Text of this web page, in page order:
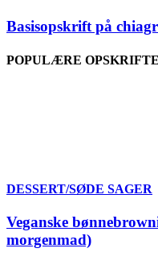
Basisopskrift på
POPULÆRE
DESSERT/SØDE SAGER
Veganske
morgenmad)